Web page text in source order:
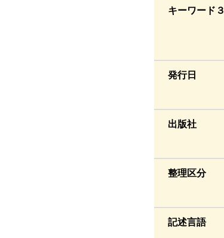
キーワード３
発行日
出版社
整理区分
記述言語